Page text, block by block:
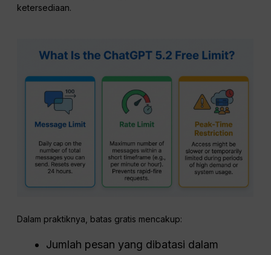
ketersediaan.
Dalam praktiknya, batas gratis mencakup:
Jumlah pesan yang dibatasi dalam